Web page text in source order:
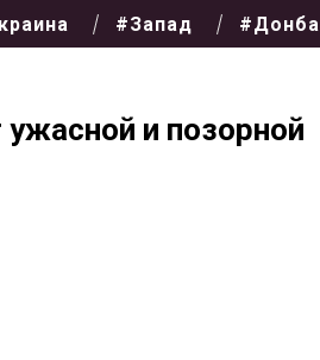
#Запад
ужасной и позорной